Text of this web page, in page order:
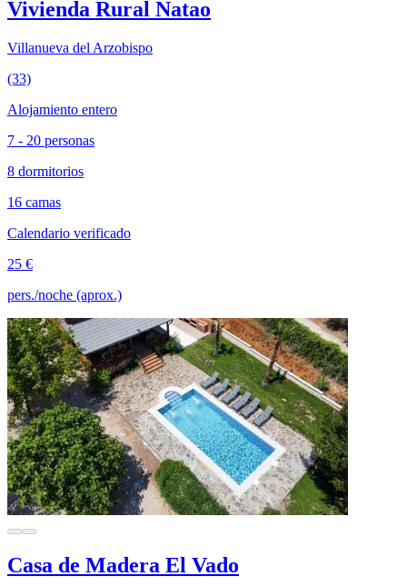
Vivienda Rural Natao
Villanueva del Arzobispo
(33)
Alojamiento entero
7 - 20 personas
8 dormitorios
16 camas
Calendario verificado
25 €
pers./noche (aprox.)
Casa de Madera El Vado